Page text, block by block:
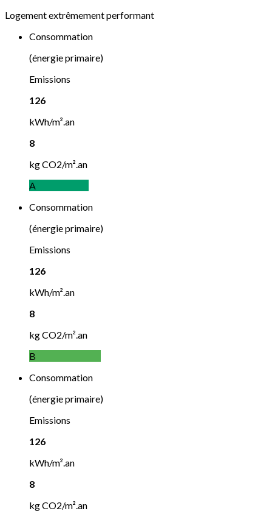
Logement extrêmement performant
Consommation
(énergie primaire)
Emissions
126
kWh/m².an
8
kg CO2/m².an
A
Consommation
(énergie primaire)
Emissions
126
kWh/m².an
8
kg CO2/m².an
B
Consommation
(énergie primaire)
Emissions
126
kWh/m².an
8
kg CO2/m².an